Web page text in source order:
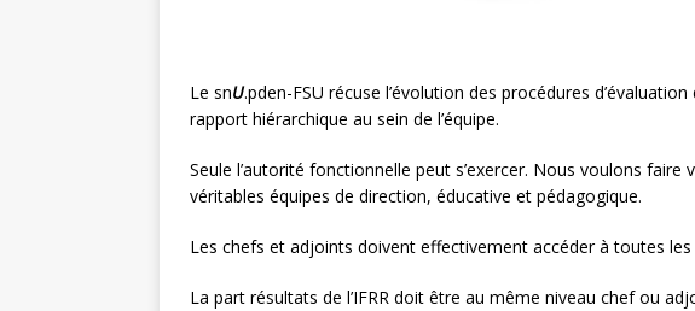
Le snU.pden-FSU récuse l’évolution des procédures
rapport hiérarchique au sein de l’équipe.
Seule l’autorité fonctionnelle peut s’exercer. Nous voulons
véritables équipes de direction, éducative et pédagogique.
Les chefs et adjoints doivent effectivement accéder à toutes
La part résultats de l’IFRR doit être au même niveau chef ou